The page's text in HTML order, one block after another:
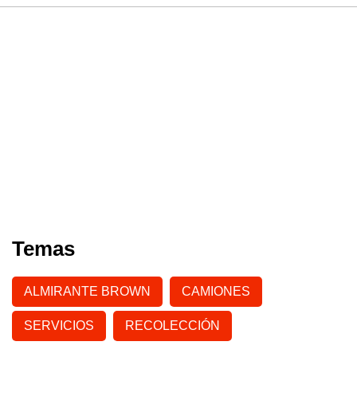
Temas
ALMIRANTE BROWN CAMIONES
SERVICIOS RECOLECCIÓN